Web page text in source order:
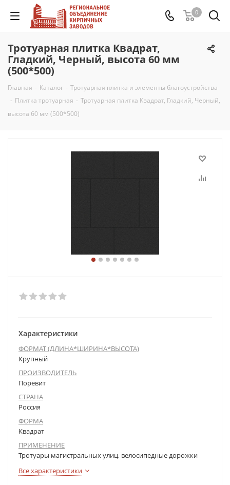
0
Тротуарная плитка Квадрат,
Гладкий, Черный, высота 60 мм
(500*500)
Главная - Каталог - Тротуарная плитка и элементы благоустройства
- Плитка тротуарная - Тротуарная плитка Квадрат, Гладкий, Черный,
высота 60 мм (500*500)
Характеристики
ФОРМАТ (ДЛИНА*ШИРИНА*ВЫСОТА)
Крупный
ПРОИЗВОДИТЕЛЬ
Поревит
СТРАНА
Россия
ФОРМА
Квадрат
ПРИМЕНЕНИЕ
Тротуары магистральных улиц, велосипедные дорожки
Все характеристики